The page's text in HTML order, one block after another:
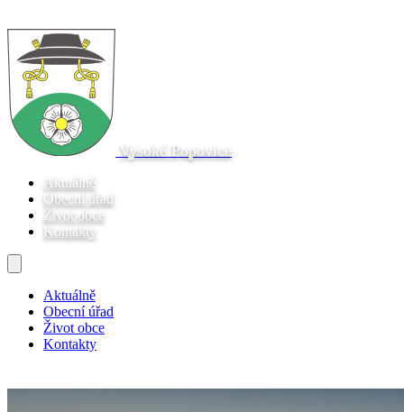
Vysoké Popovice
Aktuálně
Obecní úřad
Život obce
Kontakty
Aktuálně
Obecní úřad
Život obce
Kontakty